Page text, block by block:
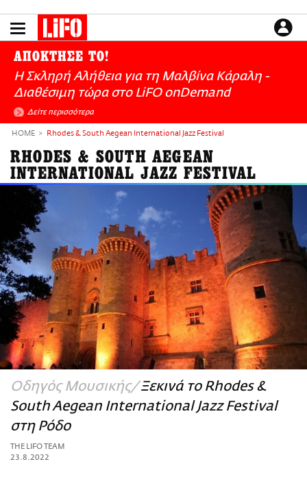
το
LIFO SHOP
NEWSLETTER
ΜΙΚΡΟΠΡΑΓΜΑΤΑ
THE GOOD LIFO
LIFOLAND
CITY GUIDE
ΑΜΠΑ
PRINT
ΕΙΔΗΣΕΙΣ
CULTURE
ΑΠΟΨΕΙΣ
ΤΡΟΠΟΣ ΖΩΗΣ
PODCASTS
Plus
ΑΠΟΚΤΗΣΕ ΤΟ!
Η Σκληρή Αλήθεια για τη Μαλβίνα Κάραλη -
Διαθέσιμη τώρα στo LiFO onDemand
Δείτε περισσότερα
HOME Rhodes & South Aegean International Jazz Festival
RHODES & SOUTH AEGEAN
INTERNATIONAL JAZZ FESTIVAL
Οδηγός Μουσικής Ξεκινά το Rhodes &
South Aegean International Jazz Festival
στη Ρόδο
THE LIFO TEAM
23.8.2022